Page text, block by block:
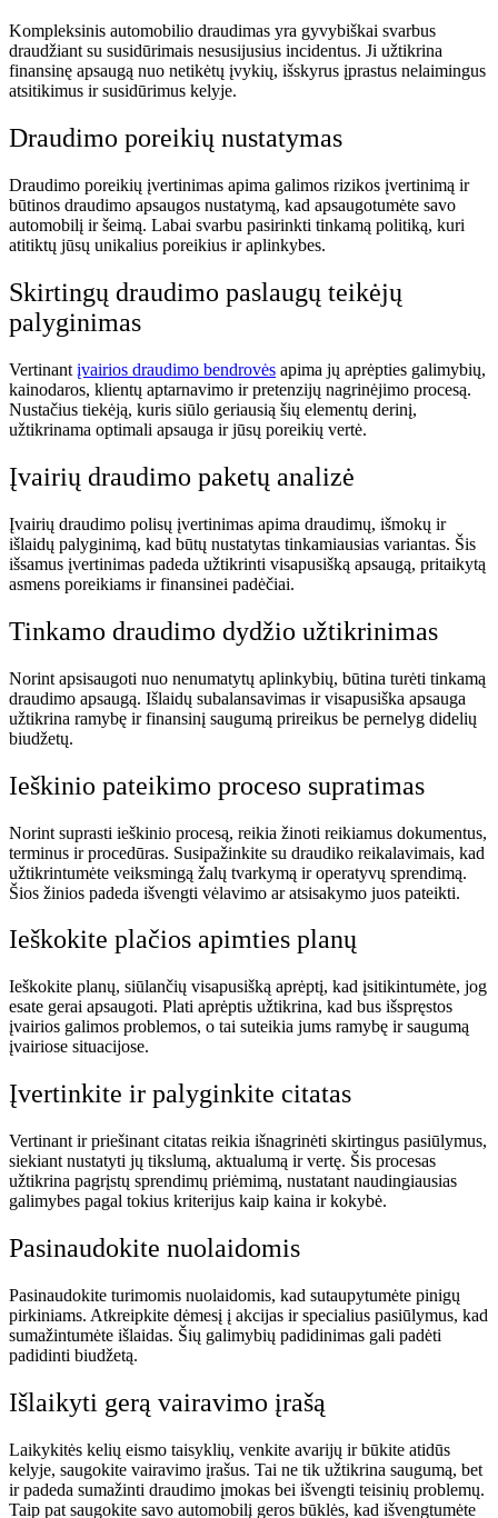
Kompleksinis automobilio draudimas yra gyvybiškai svarbus
draudžiant su susidūrimais nesusijusius incidentus. Ji užtikrina
finansinę apsaugą nuo netikėtų įvykių, išskyrus įprastus nelaimingus
atsitikimus ir susidūrimus kelyje.
Draudimo poreikių nustatymas
Draudimo poreikių įvertinimas apima galimos rizikos įvertinimą ir
būtinos draudimo apsaugos nustatymą, kad apsaugotumėte savo
automobilį ir šeimą. Labai svarbu pasirinkti tinkamą politiką, kuri
atitiktų jūsų unikalius poreikius ir aplinkybes.
Skirtingų draudimo paslaugų teikėjų
palyginimas
Vertinant įvairios draudimo bendrovės apima jų aprėpties galimybių,
kainodaros, klientų aptarnavimo ir pretenzijų nagrinėjimo procesą.
Nustačius tiekėją, kuris siūlo geriausią šių elementų derinį,
užtikrinama optimali apsauga ir jūsų poreikių vertė.
Įvairių draudimo paketų analizė
Įvairių draudimo polisų įvertinimas apima draudimų, išmokų ir
išlaidų palyginimą, kad būtų nustatytas tinkamiausias variantas. Šis
išsamus įvertinimas padeda užtikrinti visapusišką apsaugą, pritaikytą
asmens poreikiams ir finansinei padėčiai.
Tinkamo draudimo dydžio užtikrinimas
Norint apsisaugoti nuo nenumatytų aplinkybių, būtina turėti tinkamą
draudimo apsaugą. Išlaidų subalansavimas ir visapusiška apsauga
užtikrina ramybę ir finansinį saugumą prireikus be pernelyg didelių
biudžetų.
Ieškinio pateikimo proceso supratimas
Norint suprasti ieškinio procesą, reikia žinoti reikiamus dokumentus,
terminus ir procedūras. Susipažinkite su draudiko reikalavimais, kad
užtikrintumėte veiksmingą žalų tvarkymą ir operatyvų sprendimą.
Šios žinios padeda išvengti vėlavimo ar atsisakymo juos pateikti.
Ieškokite plačios apimties planų
Ieškokite planų, siūlančių visapusišką aprėptį, kad įsitikintumėte, jog
esate gerai apsaugoti. Plati aprėptis užtikrina, kad bus išspręstos
įvairios galimos problemos, o tai suteikia jums ramybę ir saugumą
įvairiose situacijose.
Įvertinkite ir palyginkite citatas
Vertinant ir priešinant citatas reikia išnagrinėti skirtingus pasiūlymus,
siekiant nustatyti jų tikslumą, aktualumą ir vertę. Šis procesas
užtikrina pagrįstų sprendimų priėmimą, nustatant naudingiausias
galimybes pagal tokius kriterijus kaip kaina ir kokybė.
Pasinaudokite nuolaidomis
Pasinaudokite turimomis nuolaidomis, kad sutaupytumėte pinigų
pirkiniams. Atkreipkite dėmesį į akcijas ir specialius pasiūlymus, kad
sumažintumėte išlaidas. Šių galimybių padidinimas gali padėti
padidinti biudžetą.
Išlaikyti gerą vairavimo įrašą
Laikykitės kelių eismo taisyklių, venkite avarijų ir būkite atidūs
kelyje, saugokite vairavimo įrašus. Tai ne tik užtikrina saugumą, bet
ir padeda sumažinti draudimo įmokas bei išvengti teisinių problemų.
Taip pat saugokite savo automobilį geros būklės, kad išvengtumėte